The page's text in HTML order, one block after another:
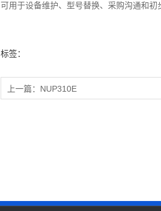
可用于设备维护、型号替换、采购沟通和初
标签：
上一篇： NUP310E